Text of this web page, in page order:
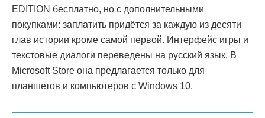
EDITION бесплатно, но с дополнительными
покупками: заплатить придётся за каждую из десяти
глав истории кроме самой первой. Интерфейс игры и
текстовые диалоги переведены на русский язык. В
Microsoft Store она предлагается только для
планшетов и компьютеров с Windows 10.